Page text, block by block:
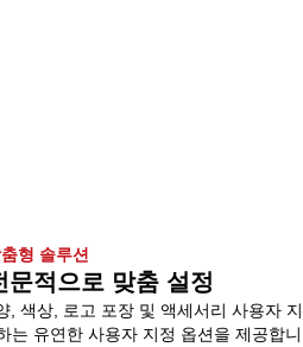
형 솔루션
문적으로 맞춤 설정
, 색상, 로고 포장 및 액세서리 사용자 지
는 유연한 사용자 지정 옵션을 제공합니